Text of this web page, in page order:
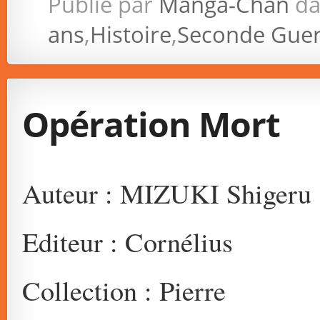
ans,Histoire,Seconde
Opération Mort
Auteur : MIZUKI Shigeru
Editeur : Cornélius
Collection : Pierre